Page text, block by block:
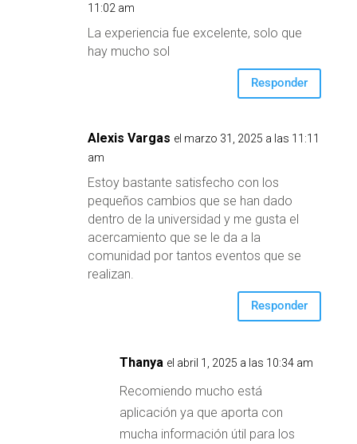
11:02 am
La experiencia fue excelente, solo que
hay mucho sol
Responder
Alexis Vargas el marzo 31, 2025 a las 11:11
am
Estoy bastante satisfecho con los
pequeños cambios que se han dado
dentro de la universidad y me gusta el
acercamiento que se le da a la
comunidad por tantos eventos que se
realizan.
Responder
Thanya el abril 1, 2025 a las 10:34 am
Recomiendo mucho está
aplicación ya que aporta con
mucha información útil para los